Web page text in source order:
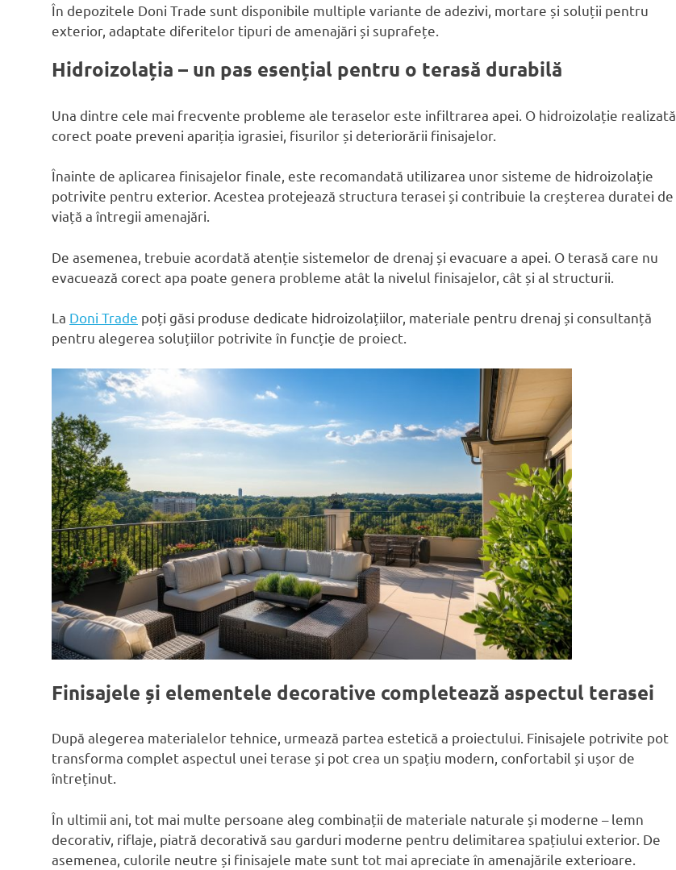
În depozitele Doni Trade sunt disponibile multiple variante de adezivi, mortare și soluții pentru
exterior, adaptate diferitelor tipuri de amenajări și suprafețe.
Hidroizolația – un pas esențial pentru o terasă durabilă
Una dintre cele mai frecvente probleme ale teraselor este infiltrarea apei. O hidroizolație realizată
corect poate preveni apariția igrasiei, fisurilor și deteriorării finisajelor.
Înainte de aplicarea finisajelor finale, este recomandată utilizarea unor sisteme de hidroizolație
potrivite pentru exterior. Acestea protejează structura terasei și contribuie la creșterea duratei de
viață a întregii amenajări.
De asemenea, trebuie acordată atenție sistemelor de drenaj și evacuare a apei. O terasă care nu
evacuează corect apa poate genera probleme atât la nivelul finisajelor, cât și al structurii.
La Doni Trade poți găsi produse dedicate hidroizolațiilor, materiale pentru drenaj și consultanță
pentru alegerea soluțiilor potrivite în funcție de proiect.
Finisajele și elementele decorative completează aspectul terasei
După alegerea materialelor tehnice, urmează partea estetică a proiectului. Finisajele potrivite pot
transforma complet aspectul unei terase și pot crea un spațiu modern, confortabil și ușor de
întreținut.
În ultimii ani, tot mai multe persoane aleg combinații de materiale naturale și moderne – lemn
decorativ, riflaje, piatră decorativă sau garduri moderne pentru delimitarea spațiului exterior. De
asemenea, culorile neutre și finisajele mate sunt tot mai apreciate în amenajările exterioare.